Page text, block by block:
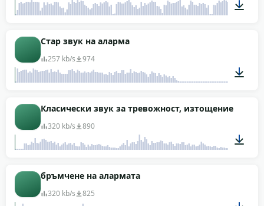
Стар звук на аларма
257 kb/s 974
00:09
Класически звук за тревожност, изтощение
320 kb/s 890
бръмчене на алармата
320 kb/s 825